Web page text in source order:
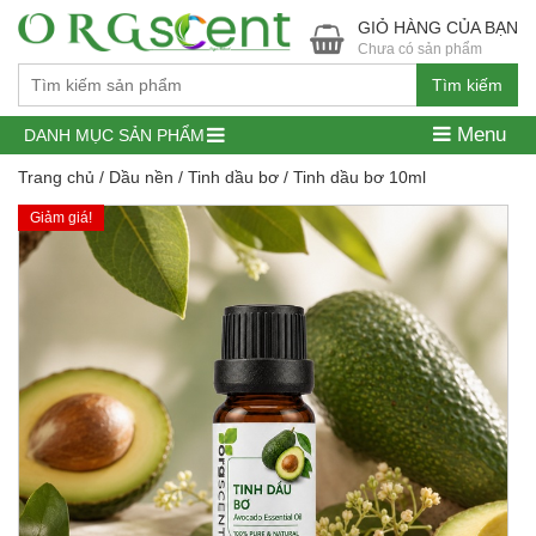
Tìm kiếm
GIỎ HÀNG CỦA BẠN
Chưa có sản phẩm
DANH MỤC SẢN PHẨM Menu
Trang chủ / Dầu nền / Tinh dầu bơ / Tinh dầu bơ 10ml
Giảm giá!